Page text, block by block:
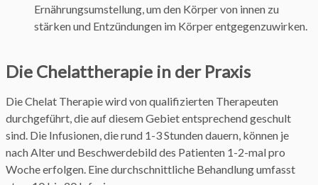
Ernährungsumstellung, um den Körper von innen zu
stärken und Entzündungen im Körper entgegenzuwirken.
Die Chelattherapie in der Praxis
Die Chelat Therapie wird von qualifizierten Therapeuten
durchgeführt, die auf diesem Gebiet entsprechend geschult
sind. Die Infusionen, die rund 1-3 Stunden dauern, können je
nach Alter und Beschwerdebild des Patienten 1-2-mal pro
Woche erfolgen. Eine durchschnittliche Behandlung umfasst